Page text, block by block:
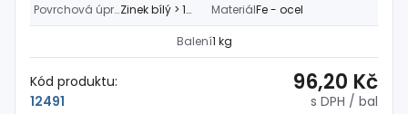
Povrchová úprava Zinek bílý > 12µm MateriálFe - ocel
Balení1 kg
Kód produktu:
12491
96,20 Kč
s DPH / bal